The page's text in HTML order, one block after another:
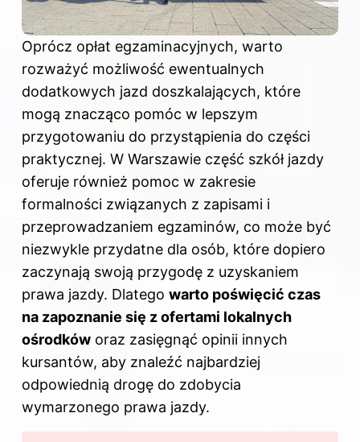
Oprócz opłat egzaminacyjnych, warto
rozważyć możliwość ewentualnych
dodatkowych jazd doszkalających, które
mogą znacząco pomóc w lepszym
przygotowaniu do przystąpienia do części
praktycznej. W Warszawie część szkół jazdy
oferuje również pomoc w zakresie
formalności związanych z zapisami i
przeprowadzaniem egzaminów, co może być
niezwykle przydatne dla osób, które dopiero
zaczynają swoją przygodę z uzyskaniem
prawa jazdy. Dlatego warto poświęcić czas
na zapoznanie się z ofertami lokalnych
ośrodków oraz zasięgnąć opinii innych
kursantów, aby znaleźć najbardziej
odpowiednią drogę do zdobycia
wymarzonego prawa jazdy.